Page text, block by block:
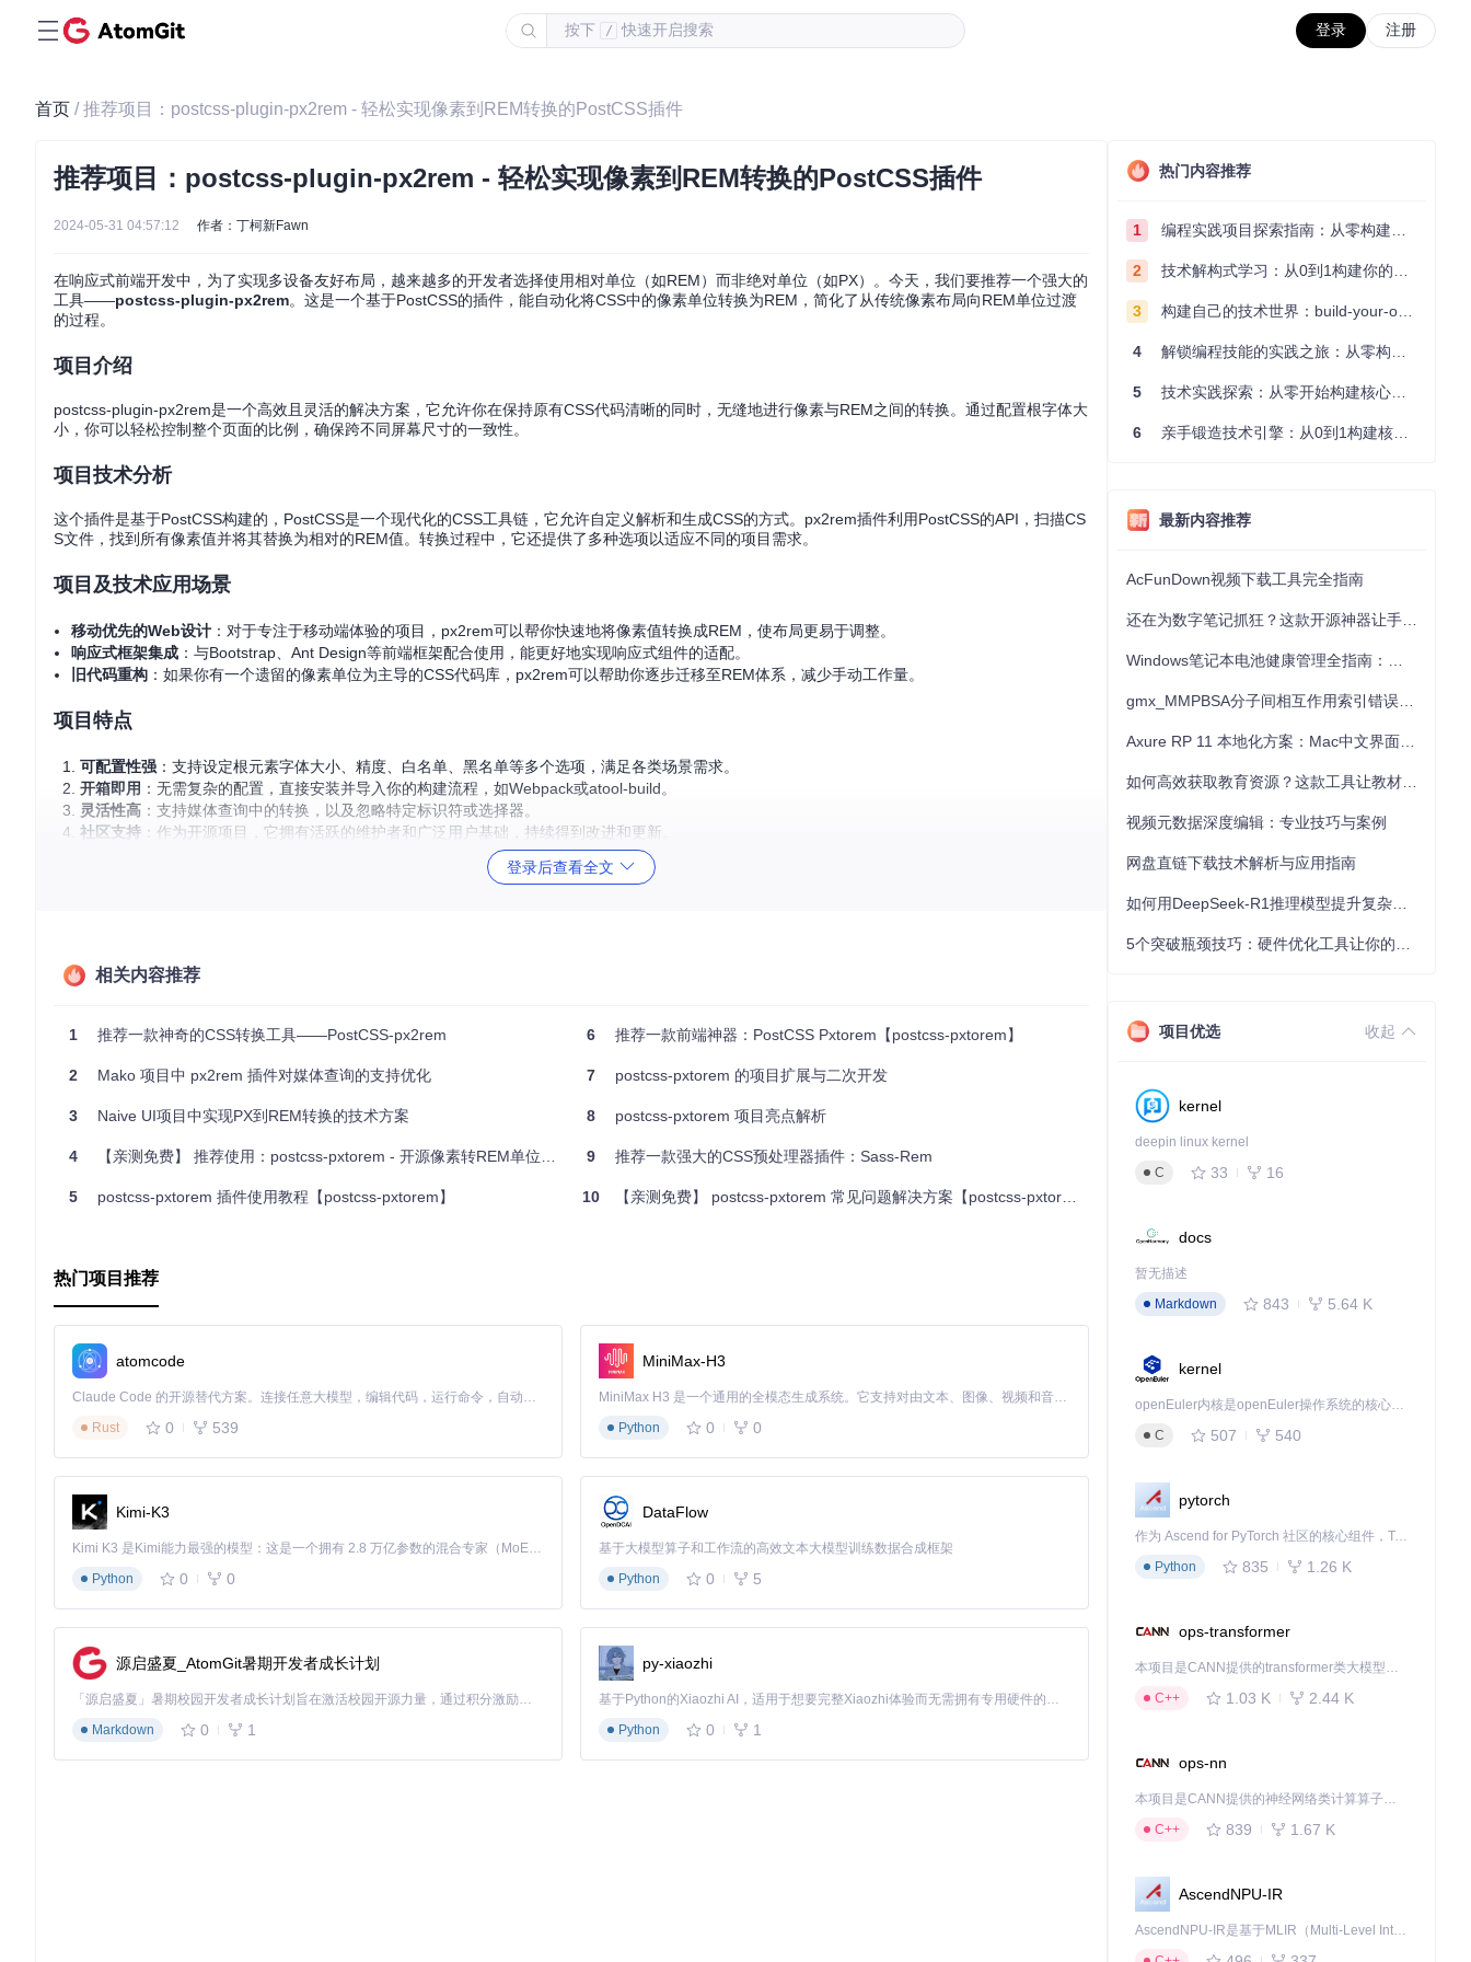
按下 / 快速开启搜索 登录 注册
首页 / 推荐项目：postcss-plugin-px2rem - 轻松实现像素到REM转换的PostCSS插件
推荐项目：postcss-plugin-px2rem - 轻松实现像素到REM转换的PostCSS插件
2024-05-31 04:57:12 作者：丁柯新Fawn
在响应式前端开发中，为了实现多设备友好布局，越来越多的开发者选择使用相对单位（如REM）而非绝对单位（如PX）。今天，我们要推荐一个强大的
工具——postcss-plugin-px2rem。这是一个基于PostCSS的插件，能自动化将CSS中的像素单位转换为REM，简化了从传统像素布局向REM单位过渡
的过程。
项目介绍
postcss-plugin-px2rem是一个高效且灵活的解决方案，它允许你在保持原有CSS代码清晰的同时，无缝地进行像素与REM之间的转换。通过配置根字体大
小，你可以轻松控制整个页面的比例，确保跨不同屏幕尺寸的一致性。
项目技术分析
这个插件是基于PostCSS构建的，PostCSS是一个现代化的CSS工具链，它允许自定义解析和生成CSS的方式。px2rem插件利用PostCSS的API，扫描CS
S文件，找到所有像素值并将其替换为相对的REM值。转换过程中，它还提供了多种选项以适应不同的项目需求。
项目及技术应用场景
移动优先的Web设计 ：对于专注于移动端体验的项目，px2rem可以帮你快速地将像素值转换成REM，使布局更易于调整。
响应式框架集成 ：与Bootstrap、Ant Design等前端框架配合使用，能更好地实现响应式组件的适配。
旧代码重构 ：如果你有一个遗留的像素单位为主导的CSS代码库，px2rem可以帮助你逐步迁移至REM体系，减少手动工作量。
项目特点
可配置性强 ：支持设定根元素字体大小、精度、白名单、黑名单等多个选项，满足各类场景需求。
开箱即用 ：无需复杂的配置，直接安装并导入你的构建流程，如Webpack或atool-build。
灵活性高 ：支持媒体查询中的转换，以及忽略特定标识符或选择器。
社区支持 ：作为开源项目，它拥有活跃的维护者和广泛用户基础，持续得到改进和更新。
使用postcss-plugin-px2rem，你可以享受到流畅的前端开发体验，让布局适配变得简单。现在就尝试加入到你的项目中去吧！
更多详细信息和配置项说明，请参考项目文档：
登录后查看全文
相关内容推荐
1 推荐一款神奇的CSS转换工具——PostCSS-px2rem
2 Mako 项目中 px2rem 插件对媒体查询的支持优化
3 Naive UI项目中实现PX到REM转换的技术方案
4 【亲测免费】 推荐使用：postcss-pxtorem - 开源像素转REM单位转换神器【postcss-pxtorem】
5 postcss-pxtorem 插件使用教程【postcss-pxtorem】
6 推荐一款前端神器：PostCSS Pxtorem【postcss-pxtorem】
7 postcss-pxtorem 的项目扩展与二次开发
8 postcss-pxtorem 项目亮点解析
9 推荐一款强大的CSS预处理器插件：Sass-Rem
10 【亲测免费】 postcss-pxtorem 常见问题解决方案【postcss-pxtorem】
热门项目推荐
atomcode
Claude Code 的开源替代方案。连接任意大模型，编辑代码，运行命令，自动验证 — 全自动执行。用 Rust 构建，极致性能。 ｜ An open-source alternative to Claude Code. Connect any LLM, edit code, run commands, and verify changes — autonomously. Built in Rust for speed. Get Started
Rust
0 539
MiniMax-H3
MiniMax H3 是一个通用的全模态生成系统。它支持对由文本、图像、视频和音频组成的多模态上下文进行统一理解，并能生成分辨率高达 2K、时长可达 15 秒的带原生立体声音频的视频。得益于面向任务泛化的系统设计，H3 在预训练阶段就已具备广泛的多模态上下文理解与生成能力，能够出色地执行复杂的多模态指令。
Python
0 0
Kimi-K3
Kimi K3 是Kimi能力最强的模型：这是一个拥有 2.8 万亿参数的混合专家（MoE）模型，具备原生视觉理解能力，并支持 100 万 token 的上下文窗口。
Python
0 0
DataFlow
基于大模型算子和工作流的高效文本大模型训练数据合成框架
Python
0 5
源启盛夏_AtomGit暑期开发者成长计划
「源启盛夏」暑期校园开发者成长计划旨在激活校园开源力量，通过积分激励、认证扶持、资源倾斜等形式，引导高校组织和开发者完成「入驻 — 建项目 — 做贡献 — 获认证 — 得资源」的完整闭环。无论你是想带领社团入驻平台的组织者，还是希望用代码贡献证明自己的开发者，都能在这里找到属于你的成长路径。
Markdown
0 1
py-xiaozhi
基于Python的Xiaozhi AI，适用于想要完整Xiaozhi体验而无需拥有专用硬件的用户。
Python
0 1
热门内容推荐
1 编程实践项目探索指南：从零构建技术能力体系
2 技术解构式学习：从0到1构建你的编程知识体系
3 构建自己的技术世界：build-your-own-x项目的实践探索指南
4 解锁编程技能的实践之旅：从零构建你的技术世界
5 技术实践探索：从零开始构建核心系统的实践指南
6 亲手锻造技术引擎：从0到1构建核心系统的实践指南
最新内容推荐
AcFunDown视频下载工具完全指南
视频元数据深度编辑：专业技巧与案例
网盘直链下载技术解析与应用指南
项目优选 收起
kernel
deepin linux kernel
C
33 16
docs
暂无描述
Markdown
843 5.64 K
kernel
openEuler内核是openEuler操作系统的核心，既是系统性能与稳定性的基石，也是连接处理器、设备与服务的桥梁。
C
507 540
pytorch
作为 Ascend for PyTorch 社区的核心组件，TorchNPU 是昇腾专为 PyTorch 打造的深度学习适配插件，使 PyTorch 框架能够直接调用昇腾 NPU，为开发者提供昇腾 AI 处理器的超强算力。
Python
835 1.26 K
ops-transformer
本项目是CANN提供的transformer类大模型算子库，实现网络在NPU上加速计算。
C++
1.03 K 2.44 K
ops-nn
本项目是CANN提供的神经网络类计算算子库，实现网络在NPU上加速计算。
C++
839 1.67 K
AscendNPU-IR
AscendNPU-IR是基于MLIR（Multi-Level Intermediate Representation）构建的，面向昇腾亲和算子编译时使用的中间表示，提供昇腾完备表达能力，通过编译优化提升昇腾AI处理器计算效率，支持通过生态框架使能昇腾AI处理器与深度调优